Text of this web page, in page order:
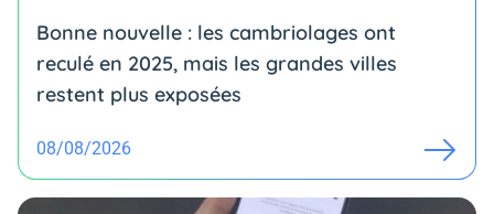
Bonne nouvelle : les cambriolages ont
reculé en 2025, mais les grandes villes
restent plus exposées
08/08/2026